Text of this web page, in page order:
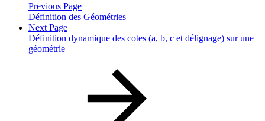
Previous Page
Définition des Géométries
Next Page
Définition dynamique des cotes (a, b, c et délignage) sur une
géométrie